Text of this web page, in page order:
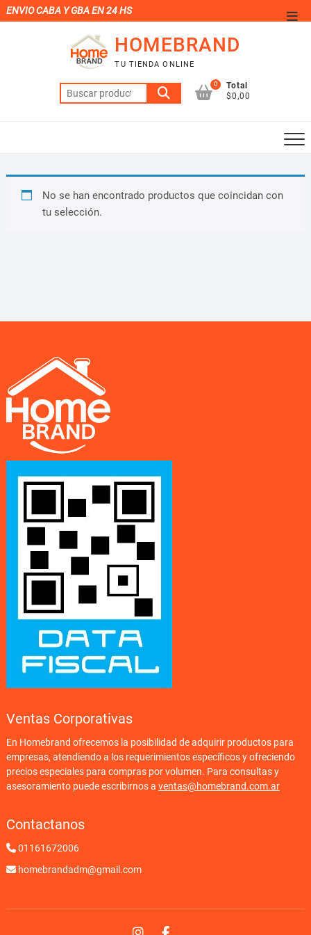
Saltar
al
ENVIO CABA Y GBA EN 24 HS
HOMEBRAND
TU TIENDA ONLINE
Buscar
por:
0
Total
$0,00
No se han encontrado productos que coincidan con
tu selección.
Ventas Corporativas
En Homebrand ofrecemos la posibilidad de adquirir productos para
empresas, atendiendo a los requerimientos específicos y ofreciendo
precios especiales para compras por volumen. Para consultas y
asesoramiento puede escribirnos a ventas@homebrand.com.ar
Contactanos
01161672006
homebrandadm@gmail.com
Instagram
Facebook